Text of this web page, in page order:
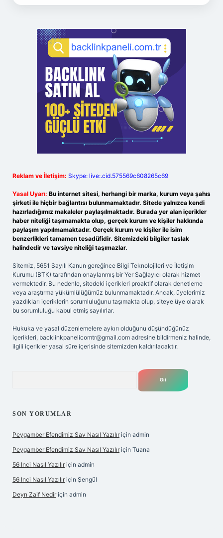
Reklam ve İletişim: Skype: live:.cid.575569c608265c69
Yasal Uyarı: Bu internet sitesi, herhangi bir marka, kurum veya şahıs
şirketi ile hiçbir bağlantısı bulunmamaktadır. Sitede yalnızca kendi
hazırladığımız makaleler paylaşılmaktadır. Burada yer alan içerikler
haber niteliği taşımamakta olup, gerçek kurum ve kişiler hakkında
paylaşım yapılmamaktadır. Gerçek kurum ve kişiler ile isim
benzerlikleri tamamen tesadüfidir. Sitemizdeki bilgiler taslak
halindedir ve tavsiye niteliği taşımazlar.
Sitemiz, 5651 Sayılı Kanun gereğince Bilgi Teknolojileri ve İletişim
Kurumu (BTK) tarafından onaylanmış bir Yer Sağlayıcı olarak hizmet
vermektedir. Bu nedenle, sitedeki içerikleri proaktif olarak denetleme
veya araştırma yükümlülüğümüz bulunmamaktadır. Ancak, üyelerimiz
yazdıkları içeriklerin sorumluluğunu taşımakta olup, siteye üye olarak
bu sorumluluğu kabul etmiş sayılırlar.
Hukuka ve yasal düzenlemelere aykırı olduğunu düşündüğünüz
içerikleri, backlinkpanelicomtr@gmail.com adresine bildirmeniz halinde,
ilgili içerikler yasal süre içerisinde sitemizden kaldırılacaktır.
SON YORUMLAR
Peygamber Efendimiz Sav Nasıl Yazılır için admin
Peygamber Efendimiz Sav Nasıl Yazılır için Tuana
56 Inci Nasıl Yazılır için admin
56 Inci Nasıl Yazılır için Şengül
Deyn Zaif Nedir için admin